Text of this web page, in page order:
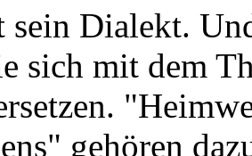
sein Dialekt.
sich mit dem
gehören